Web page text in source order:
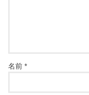
名前*